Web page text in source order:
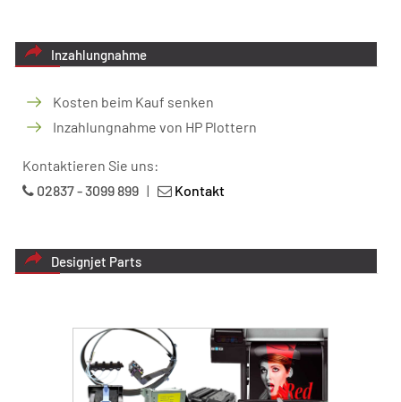
Inzahlungnahme
Kosten beim Kauf senken
Inzahlungnahme von HP Plottern
Kontaktieren Sie uns:
02837 - 3099 899 | Kontakt
Designjet Parts